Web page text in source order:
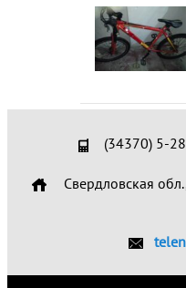
(34370) 5-
Свердловская